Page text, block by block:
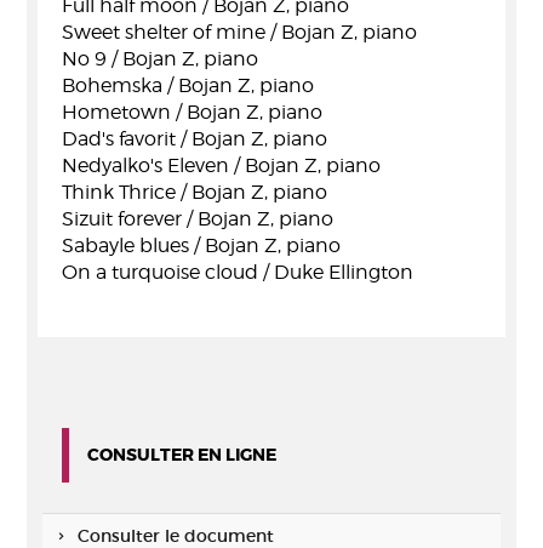
Full half moon / Bojan Z, piano
Sweet shelter of mine / Bojan Z, piano
No 9 / Bojan Z, piano
Bohemska / Bojan Z, piano
Hometown / Bojan Z, piano
Dad's favorit / Bojan Z, piano
Nedyalko's Eleven / Bojan Z, piano
Think Thrice / Bojan Z, piano
Sizuit forever / Bojan Z, piano
Sabayle blues / Bojan Z, piano
On a turquoise cloud / Duke Ellington
CONSULTER EN LIGNE
Consulter le document